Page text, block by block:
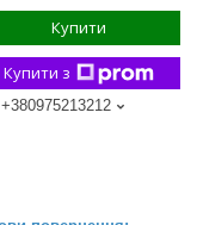
Купити
Купити з
+380975213212